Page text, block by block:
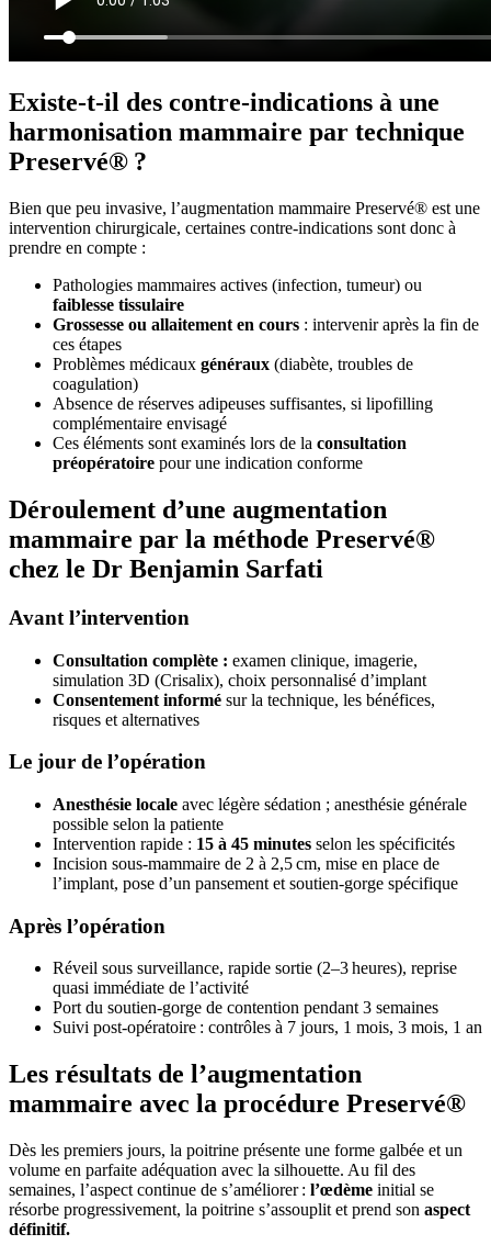
Existe‑t‑il des contre‑indications à une
harmonisation mammaire par technique
Preservé® ?
Bien que peu invasive, l’augmentation mammaire Preservé® est une
intervention chirurgicale, certaines contre-indications sont donc à
prendre en compte :
Pathologies mammaires actives (infection, tumeur) ou
faiblesse tissulaire
Grossesse ou allaitement en cours : intervenir après la fin de
ces étapes
Problèmes médicaux généraux (diabète, troubles de
coagulation)
Absence de réserves adipeuses suffisantes, si lipofilling
complémentaire envisagé
Ces éléments sont examinés lors de la consultation
préopératoire pour une indication conforme
Déroulement d’une augmentation
mammaire par la méthode Preservé®
chez le Dr Benjamin Sarfati
Avant l’intervention
Consultation complète : examen clinique, imagerie,
simulation 3D (Crisalix), choix personnalisé d’implant
Consentement informé sur la technique, les bénéfices,
risques et alternatives
Le jour de l’opération
Anesthésie locale avec légère sédation ; anesthésie générale
possible selon la patiente
Intervention rapide : 15 à 45 minutes selon les spécificités
Incision sous‑mammaire de 2 à 2,5 cm, mise en place de
l’implant, pose d’un pansement et soutien‑gorge spécifique
Après l’opération
Réveil sous surveillance, rapide sortie (2–3 heures), reprise
quasi immédiate de l’activité
Port du soutien-gorge de contention pendant 3 semaines
Suivi post-opératoire : contrôles à 7 jours, 1 mois, 3 mois, 1 an
Les résultats de l’augmentation
mammaire avec la procédure Preservé®
Dès les premiers jours, la poitrine présente une forme galbée et un
volume en parfaite adéquation avec la silhouette. Au fil des
semaines, l’aspect continue de s’améliorer : l’œdème initial se
résorbe progressivement, la poitrine s’assouplit et prend son aspect
définitif.